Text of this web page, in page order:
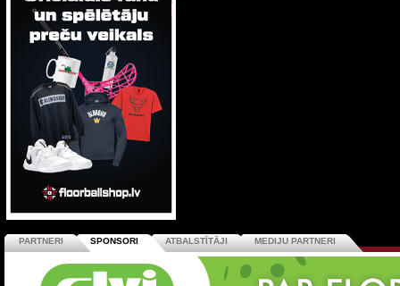
PARTNERI SPONSORI ATBALSTĪTĀJI MEDIJU PARTNERI